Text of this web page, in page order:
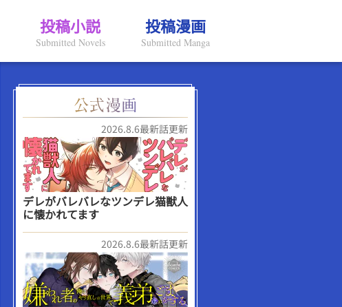
投稿小説
Submitted Novels
投稿漫画
Submitted Manga
2026.8.6最新話更新
デレがバレバレなツンデレ猫獣人
に懐かれてます
2026.8.6最新話更新